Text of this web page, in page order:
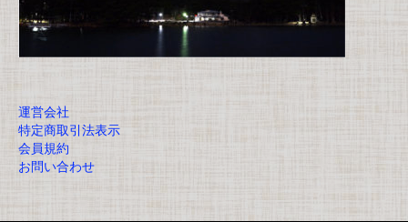
運営会社
特定商取引法表示
会員規約
お問い合わせ